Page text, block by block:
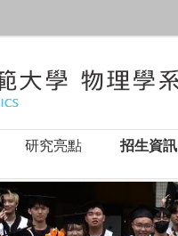
研究亮點 招生資訊